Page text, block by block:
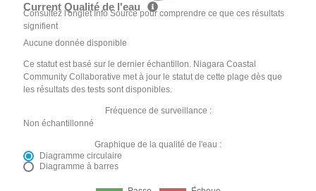
Current Qualité de l'eau
Consultez l'onglet Info Source pour comprendre ce que ces résultats
signifient
Aucune donnée disponible
Ce statut est basé sur le dernier échantillon. Niagara Coastal
Community Collaborative met à jour le statut de cette plage dès que
les résultats des tests sont disponibles.
Fréquence de surveillance :
Non échantillonné
Graphique de la qualité de l'eau :
Diagramme circulaire
Diagramme à barres